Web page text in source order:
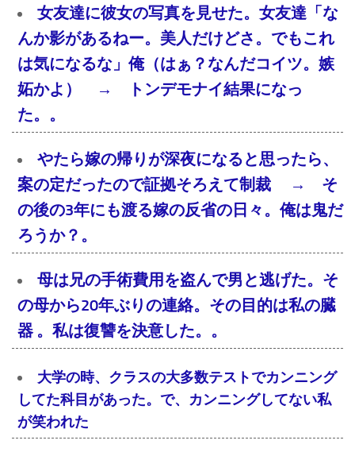
女友達に彼女の写真を見せた。女友達「な
んか影があるねー。美人だけどさ。でもこれ
は気になるな」俺（はぁ？なんだコイツ。嫉
妬かよ） → トンデモナイ結果になっ
た。。
やたら嫁の帰りが深夜になると思ったら、
案の定だったので証拠そろえて制裁 → そ
の後の3年にも渡る嫁の反省の日々。俺は鬼だ
ろうか？。
母は兄の手術費用を盗んで男と逃げた。そ
の母から20年ぶりの連絡。その目的は私の臓
器 。私は復讐を決意した。。
大学の時、クラスの大多数テストでカンニング
してた科目があった。で、カンニングしてない私
が笑われた